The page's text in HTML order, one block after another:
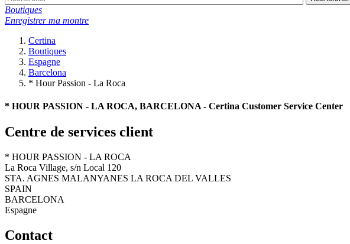
Boutiques
Enregistrer ma montre
Certina
Boutiques
Espagne
Barcelona
* Hour Passion - La Roca
* HOUR PASSION - LA ROCA, BARCELONA - Certina Customer Service Center
Centre de services client
* HOUR PASSION - LA ROCA
La Roca Village, s/n Local 120
STA. AGNES MALANYANES LA ROCA DEL VALLES
SPAIN
BARCELONA
Espagne
Contact